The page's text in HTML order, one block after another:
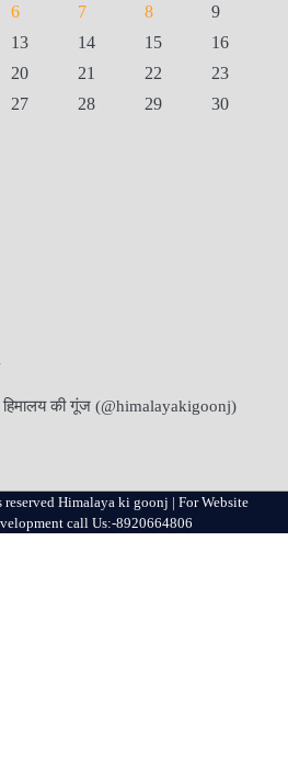
6 7 8
9
13 14 15
16
20 21 22
23
27 28 29
30
की गूंज (@himalayakigoonj)
Himalaya ki goonj | For Website
call Us:-8920664806